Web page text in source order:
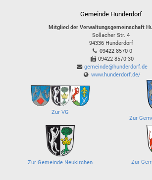
Gemeinde Hunderdorf
Mitglied der Verwaltungsgemeinschaft
Sollacher Str. 4
94336 Hunderdorf
09422 8570-0
09422 8570-30
gemeinde@hunderdorf.de
www.hunderdorf.de/
Zur VG
Zur
Zur Gemeinde Neukirchen Zur